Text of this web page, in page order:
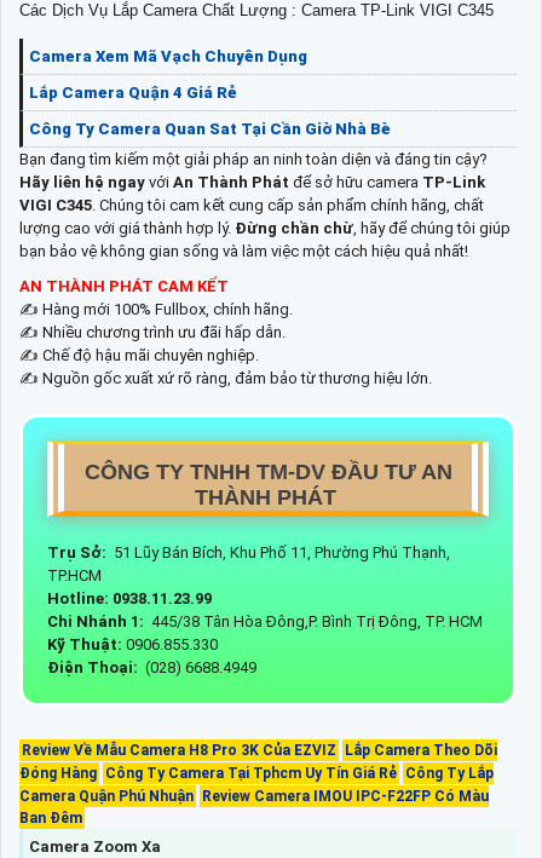
Các Dịch Vụ Lắp Camera Chất Lượng : Camera TP-Link VIGI C345
Camera Xem Mã Vạch Chuyên Dụng
Lắp Camera Quận 4 Giá Rẻ
Công Ty Camera Quan Sat Tại Cần Giờ Nhà Bè
Bạn đang tìm kiếm một giải pháp an ninh toàn diện và đáng tin cậy?
Hãy liên hệ ngay với An Thành Phát để sở hữu camera TP-Link
VIGI C345. Chúng tôi cam kết cung cấp sản phẩm chính hãng, chất
lượng cao với giá thành hợp lý. Đừng chần chừ, hãy để chúng tôi giúp
bạn bảo vệ không gian sống và làm việc một cách hiệu quả nhất!
AN THÀNH PHÁT CAM KẾT
✍️ Hàng mới 100% Fullbox, chính hãng.
✍️ Nhiều chương trình ưu đãi hấp dẫn.
✍️ Chế độ hậu mãi chuyên nghiệp.
✍️ Nguồn gốc xuất xứ rõ ràng, đảm bảo từ thương hiệu lớn.
CÔNG TY TNHH TM-DV ĐẦU TƯ AN
THÀNH PHÁT
Trụ Sở: 51 Lũy Bán Bích, Khu Phố 11, Phường Phú Thạnh,
TP.HCM
Hotline: 0938.11.23.99
Chi Nhánh 1: 445/38 Tân Hòa Đông,P. Bình Trị Đông, TP. HCM
Kỹ Thuật: 0906.855.330
Điện Thoại: (028) 6688.4949
Review Về Mẫu Camera H8 Pro 3K Của EZVIZ
Lắp Camera Theo Dõi
Đóng Hàng Công Ty Camera Tại Tphcm Uy Tín Giá Rẻ Công Ty Lắp
Camera Quận Phú Nhuận
Review Camera IMOU IPC-F22FP Có Màu
Ban Đêm
Camera Zoom Xa